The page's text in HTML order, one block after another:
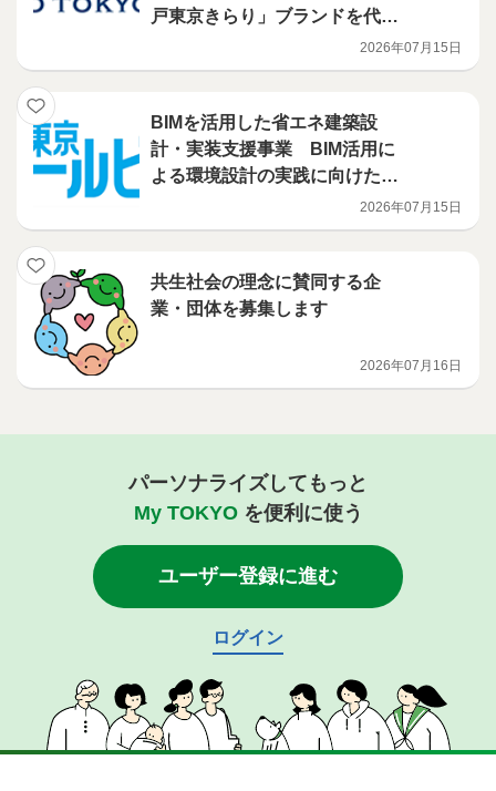
戸東京きらり」ブランドを代表
する商品の開発を行う意欲ある
事業者を募集します！
2026年07月15日
BIMを活用した省エネ建築設
計・実装支援事業 BIM活用に
よる環境設計の実践に向けたハ
2026年07月15日
共生社会の理念に賛同する企
業・団体を募集します
2026年07月16日
パーソナライズしてもっと
My TOKYOを便利に使う
ユーザー登録に進む
ログイン